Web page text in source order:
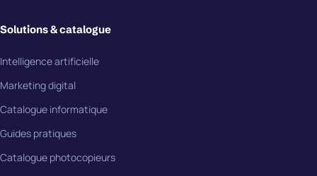
Solutions & catalogue
Intelligence artificielle
Marketing digital
Catalogue informatique
Guides pratiques
Catalogue photocopieurs